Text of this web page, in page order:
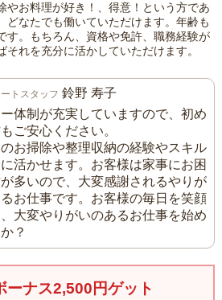
やお料理が好き！、得意！という方であ
どなたでも働いていただけます。年齢も
す。もちろん、資格や免許、職務経験が
それを充分に活かしていただけます。
トスタッフ 鈴野 寿子
体制が充実していますので、初め
ご安心ください。
お掃除や整理収納の経験やスキル
活かせます。お客様は家事にお困
多いので、大変感謝されるやりが
お仕事です。お客様の毎日を笑顔
大変やりがいのあるお仕事を始め
？
ーナス2,500円ゲット